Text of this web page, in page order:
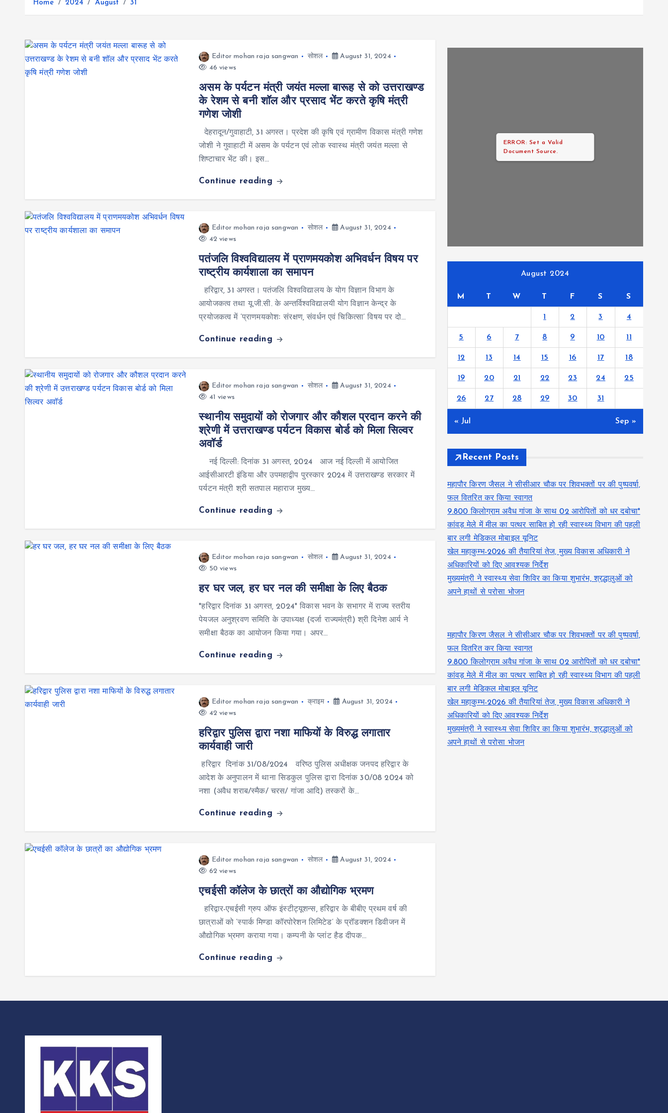
Home 2024 August 31
Editor mohan raja sangwan सोशल
August 31, 2024
46 views
असम के पर्यटन मंत्री जयंत मल्ला बारूह से को उत्तराखण्ड
के रेशम से बनी शॉल और प्रसाद भेंट करते कृषि मंत्री
गणेश जोशी
देहरादून/गुवाहाटी, 31 अगस्त। प्रदेश की कृषि एवं ग्रामीण विकास मंत्री गणेश
जोशी ने गुवाहाटी में असम के पर्यटन एवं लोक स्वास्थ मंत्री जयंत मल्ला से
शिष्टाचार भेंट की। इस…
Continue reading
Editor mohan raja sangwan सोशल
August 31, 2024
42 views
पतंजलि विश्वविद्यालय में प्राणमयकोश अभिवर्धन विषय पर
राष्ट्रीय कार्यशाला का समापन
हरिद्वार, 31 अगस्त। पतंजलि विश्वविद्यालय के योग विज्ञान विभाग के
आयोजकत्व तथा यू.जी.सी. के अन्तर्विश्वविद्यालयी योग विज्ञान केन्द्र के
प्रयोजकत्व में ‘प्राणमयकोशः संरक्षण, संवर्धन एवं चिकित्सा’ विषय पर दो…
Continue reading
Editor mohan raja sangwan सोशल
August 31, 2024
41 views
स्थानीय समुदायों को रोजगार और कौशल प्रदान करने की
श्रेणी में उत्तराखण्ड पर्यटन विकास बोर्ड को मिला सिल्वर
अवॉर्ड
नई दिल्ली: दिनांक 31 अगस्त, 2024 आज नई दिल्ली में आयोजित
आईसीआरटी इंडिया और उपमहाद्वीप पुरस्कार 2024 में उत्तराखण्ड सरकार में
पर्यटन मंत्री श्री सतपाल महाराज मुख्य…
Continue reading
Editor mohan raja sangwan सोशल
August 31, 2024
50 views
हर घर जल, हर घर नल की समीक्षा के लिए बैठक
*हरिद्वार दिनांक 31 अगस्त, 2024* विकास भवन के सभागर में राज्य स्तरीय
पेयजल अनुश्रवण समिति के उपाध्यक्ष (दर्जा राज्यमंत्री) श्री दिनेश आर्य ने
समीक्षा बैठक का आयोजन किया गया। अपर…
Continue reading
Editor mohan raja sangwan क्राइम
August 31, 2024
42 views
हरिद्वार पुलिस द्वारा नशा माफियों के विरुद्ध लगातार
कार्यवाही जारी
हरिद्वार दिनांक 31/08/2024 वरिष्ठ पुलिस अधीक्षक जनपद हरिद्वार के
आदेश के अनुपालन में थाना सिडकुल पुलिस द्वारा दिनांक 30/08 2024 को
नशा (अवैध शराब/स्मैक/ चरस/ गांजा आदि) तस्करों के…
Continue reading
Editor mohan raja sangwan सोशल
August 31, 2024
62 views
एचईसी कॉलेज के छात्रों का औद्योगिक भ्रमण
हरिद्वार-एचईसी ग्रुप ऑफ इंस्टीट्यूशन्स, हरिद्वार के बीबीए प्रथम वर्ष की
छात्राओं को ‘स्पार्क मिण्डा कॉरपोरेशन लिमिटेड‘ के प्रॉडक्शन डिवीजन में
औद्योगिक भ्रमण कराया गया। कम्पनी के प्लांट हैड दीपक…
Continue reading
ERROR: Set a Valid
Document Source.
August 2024
M T W T F S S
1 2 3 4
5 6 7 8 9 10 11
12 13 14 15 16 17 18
19 20 21 22 23 24 25
26 27 28 29 30 31
« Jul Sep »
Recent Posts
महापौर किरण जैसल ने सीसीआर चौक पर शिवभक्तों पर की पुष्पवर्षा,
फल वितरित कर किया स्वागत
9.800 किलोग्राम अवैध गांजा के साथ 02 आरोपितों को धर दबोचा*
कांवड़ मेले में मील का पत्थर साबित हो रही स्वास्थ्य विभाग की पहली
बार लगी मेडिकल मोबाइल यूनिट
खेल महाकुम्भ-2026 की तैयारियां तेज, मुख्य विकास अधिकारी ने
अधिकारियों को दिए आवश्यक निर्देश
मुख्यमंत्री ने स्वास्थ्य सेवा शिविर का किया शुभारंभ, श्रद्धालुओं को
अपने हाथों से परोसा भोजन
महापौर किरण जैसल ने सीसीआर चौक पर शिवभक्तों पर की पुष्पवर्षा,
फल वितरित कर किया स्वागत
9.800 किलोग्राम अवैध गांजा के साथ 02 आरोपितों को धर दबोचा*
कांवड़ मेले में मील का पत्थर साबित हो रही स्वास्थ्य विभाग की पहली
बार लगी मेडिकल मोबाइल यूनिट
खेल महाकुम्भ-2026 की तैयारियां तेज, मुख्य विकास अधिकारी ने
अधिकारियों को दिए आवश्यक निर्देश
मुख्यमंत्री ने स्वास्थ्य सेवा शिविर का किया शुभारंभ, श्रद्धालुओं को
अपने हाथों से परोसा भोजन